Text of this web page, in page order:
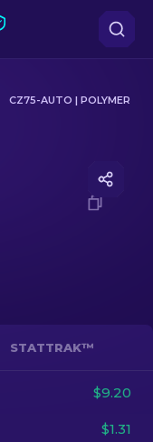
CZ75-AUTO | POLYMER
STATTRAK™
$9.20
$1.31